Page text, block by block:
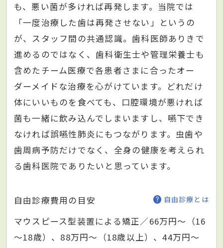
も、悪い菌が多ければ再発します。当院では
「一度治療した歯は再発させない」というの
が、スタッフ間の共通認識。歯科医師ありきで
進めるのではなく、歯科衛生士や管理栄養士も
含めたチーム医療で各患者さまに合ったオー
ダーメイドな治療を心がけています。どれだけ
体にいいものを食べても、口腔環境が悪ければ
菌も一緒に飲み込んでしまいますし、嚥下でき
なければ誤嚥性肺炎にもつながります。虫歯や
歯周病予防だけでなく、全身の健康を考えられ
る歯科医院でありたいと思っています。
自由診療費用の目安 自由診療とは
マウスピース型装置による矯正／66万円～（16
～18歳）、88万円～（18歳以上）、44万円～